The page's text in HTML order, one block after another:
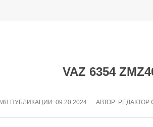
VAZ 6354
ПУБЛИКАЦИИ: 09.20 2024 АВТОР: РЕДАКТОР